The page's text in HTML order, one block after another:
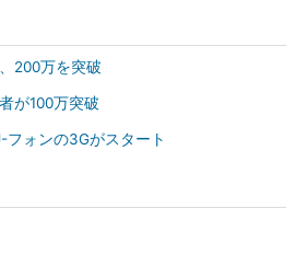
200万を突破
が100万突破
フォンの3Gがスタート